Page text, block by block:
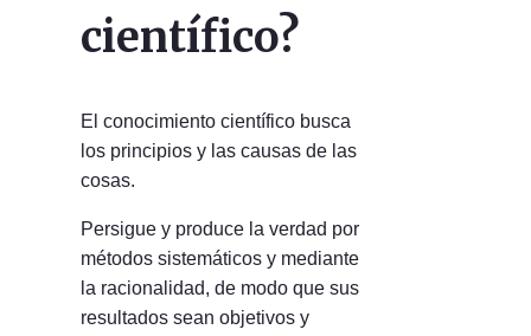
científico?
El conocimiento científico busca
los principios y las causas de las
cosas.
Persigue y produce la verdad por
métodos sistemáticos y mediante
la racionalidad, de modo que sus
resultados sean objetivos y